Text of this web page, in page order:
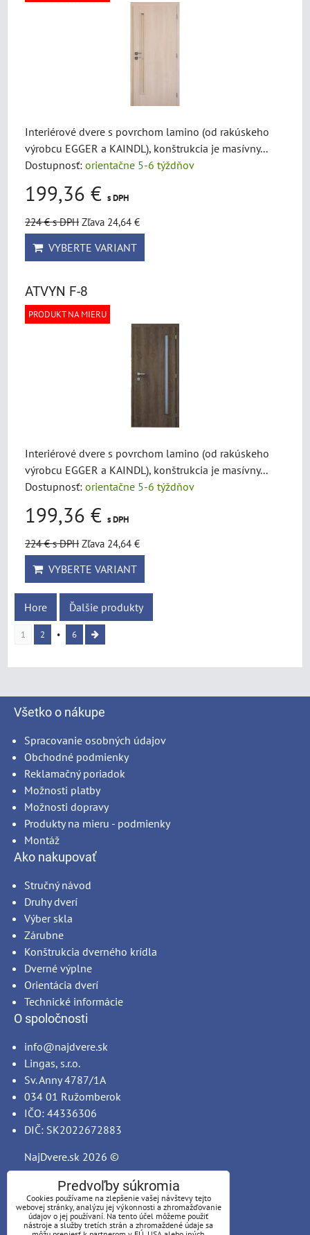
Interiérové dvere s povrchom lamino (od rakúskeho
výrobcu EGGER a KAINDL), konštrukcia je masívny...
Dostupnosť: orientačne 5-6 týždňov
199,36 € s DPH
224 €s DPH Zľava 24,64 €
VYBERTE VARIANT
ATVYN F-8
PRODUKT NA MIERU
Interiérové dvere s povrchom lamino (od rakúskeho
výrobcu EGGER a KAINDL), konštrukcia je masívny...
Dostupnosť: orientačne 5-6 týždňov
199,36 € s DPH
224 €s DPH Zľava 24,64 €
VYBERTE VARIANT
Hore Ďalšie produkty
1 2 6
Všetko o nákupe
Spracovanie osobných údajov
Obchodné podmienky
Reklamačný poriadok
Možnosti platby
Možnosti dopravy
Produkty na mieru - podmienky
Montáž
Ako nakupovať
Stručný návod
Druhy dverí
Výber skla
Zárubne
Konštrukcia dverného krídla
Dverné výplne
Orientácia dverí
Technické informácie
O spoločnosti
info@najdvere.sk
Lingas, s.r.o.
Sv. Anny 4787/1A
034 01 Ružomberok
IČO: 44336306
DIČ: SK2022672883
NajDvere.sk 2026 ©
Predvoľby súkromia
Cookies používame na zlepšenie vašej návštevy tejto
webovej stránky, analýzu jej výkonnosti a zhromažďovanie
údajov o jej používaní. Na tento účel môžeme použiť
nástroje a služby tretích strán a zhromaždené údaje sa